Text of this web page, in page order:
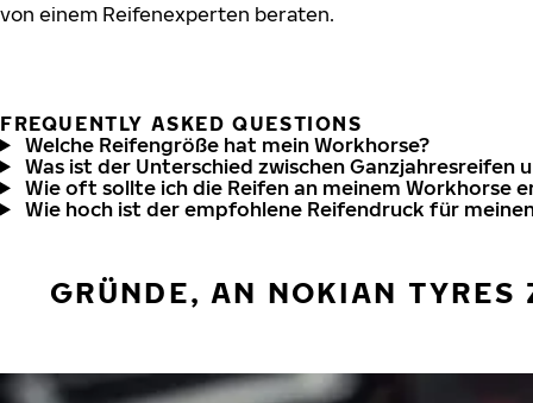
von einem Reifenexperten beraten.
FREQUENTLY ASKED QUESTIONS
Welche Reifengröße hat mein Workhorse?
Was ist der Unterschied zwischen Ganzjahresreifen
Wie oft sollte ich die Reifen an meinem Workhorse
Wie hoch ist der empfohlene Reifendruck für
GRÜNDE, AN NOKIAN TYRES